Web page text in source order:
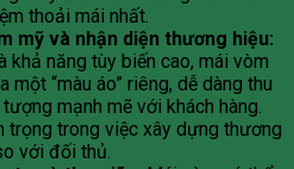
thoải mái nhất.
mỹ và nhận diện thương hiệu:
khả năng tùy biến cao, mái vòm
một “màu áo” riêng, dễ dàng thu
mạnh mẽ với khách hàng.
trọng trong việc xây dựng thương
với đối thủ.